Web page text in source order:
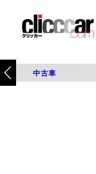
中古車